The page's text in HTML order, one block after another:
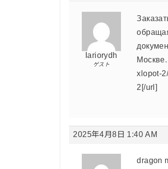
Iariorydh
ゲスト
xlopot-
2[/url]
2025年4月8日 1:40 AM
dragon